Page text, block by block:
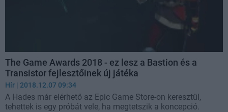
The Game Awards 2018 - ez lesz a Bastion és a
Transistor fejlesztőinek új játéka
Hír | 2018.12.07 09:34
A Hades már elérhető az Epic Game Store-on keresztül,
tehettek is egy próbát vele, ha megtetszik a koncepció.